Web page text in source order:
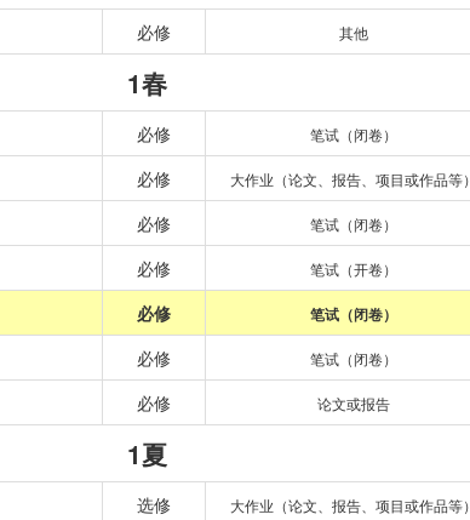
必修 其他
1春
必修 笔试（闭卷）
必修 大作业（论文、报告、项目或作品等）
必修 笔试（闭卷）
必修 笔试（开卷）
必修 笔试（闭卷）
必修 笔试（闭卷）
必修 论文或报告
1夏
选修 大作业（论文、报告、项目或作品等）